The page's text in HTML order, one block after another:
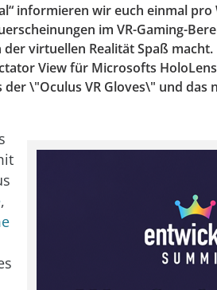
informieren wir euch einmal
im VR-Gaming-
virtuellen Realität Spaß
View für Microsofts
\"Oculus VR Gloves\" und das
,